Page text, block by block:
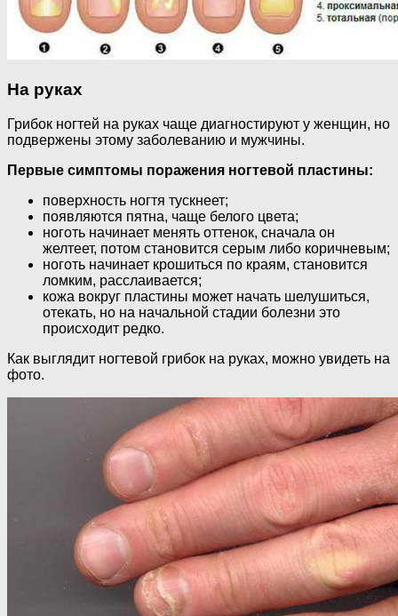
На руках
Грибок ногтей на руках чаще диагностируют у женщин, но
подвержены этому заболеванию и мужчины.
Первые симптомы поражения ногтевой пластины:
поверхность ногтя тускнеет;
появляются пятна, чаще белого цвета;
ноготь начинает менять оттенок, сначала он
желтеет, потом становится серым либо коричневым;
ноготь начинает крошиться по краям, становится
ломким, расслаивается;
кожа вокруг пластины может начать шелушиться,
отекать, но на начальной стадии болезни это
происходит редко.
Как выглядит ногтевой грибок на руках, можно увидеть на
фото.